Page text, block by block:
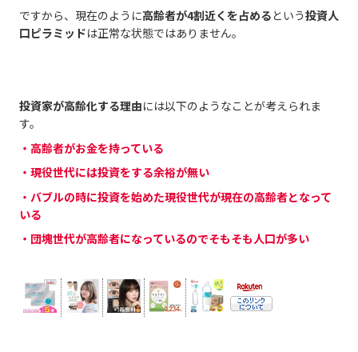
ですから、現在のように高齢者が4割近くを占めるという投資人
口ピラミッドは正常な状態ではありません。
投資家が高齢化する理由には以下のようなことが考えられま
す。
・高齢者がお金を持っている
・現役世代には投資をする余裕が無い
・バブルの時に投資を始めた現役世代が現在の高齢者となって
いる
・団塊世代が高齢者になっているのでそもそも人口が多い